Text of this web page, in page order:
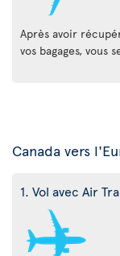
Après avoir
vos bagages, vous
Canada vers
1. Vol avec Air